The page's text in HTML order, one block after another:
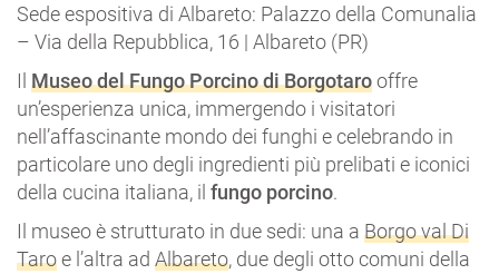
Sede espositiva di Albareto: Palazzo della Comunalia
– Via della Repubblica, 16 | Albareto (PR)
Il Museo del Fungo Porcino di Borgotarooffre
un’esperienza unica, immergendo i visitatori
nell’affascinante mondo dei funghi e celebrando in
particolare uno degli ingredienti più prelibati e iconici
della cucina italiana, il fungo porcino.
Il museo è strutturato in due sedi: una a Borgo val Di
Taroe l’altra ad Albareto, due degli otto comuni della